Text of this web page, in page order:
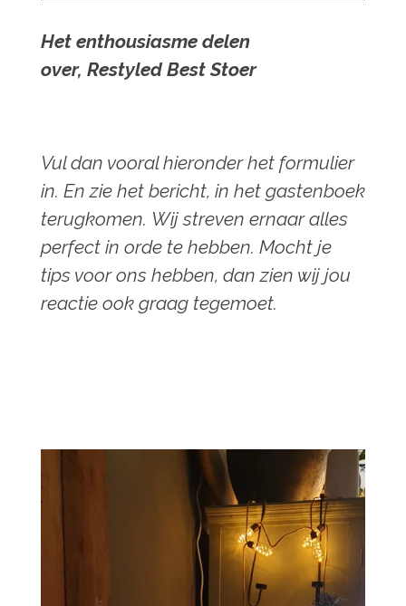
Hetenthousiasme delen
over, Restyled Best Stoer
Vul dan vooral hieronder het formulier
in. En zie het bericht, in het gastenboek
terugkomen. Wij streven ernaar alles
perfect in orde te hebben. Mocht je
tips voor ons hebben, dan zien wij jou
reactie ook graag tegemoet.